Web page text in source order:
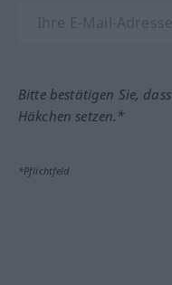
Bitte bestätigen Sie,
Häkchen setzen.*
*Pflichtfeld